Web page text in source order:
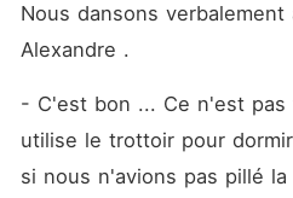
Nous dansons
Alexandre .
- C'est bon ... Ce n'est
utilise le trottoir pour
si nous n'avions pas pillé